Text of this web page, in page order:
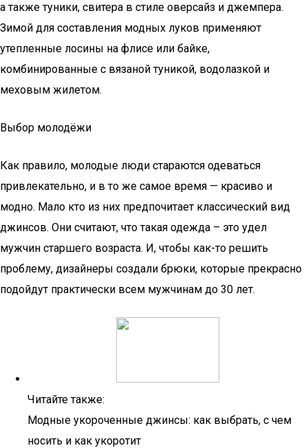
а также туники, свитера в стиле оверсайз и джемпера.
Зимой для составления модных луков применяют
утепленные лосины на флисе или байке,
комбинированные с вязаной туникой, водолазкой и
меховым жилетом.
Выбор молодёжи
Как правило, молодые люди стараются одеваться
привлекательно, и в то же самое время — красиво и
модно. Мало кто из них предпочитает классический вид
джинсов. Они считают, что такая одежда – это удел
мужчин старшего возраста. И, чтобы как-то решить
проблему, дизайнеры создали брюки, которые прекрасно
подойдут практически всем мужчинам до 30 лет.
Читайте также:
Модные укороченные джинсы: как выбрать, с чем
носить и как укоротит